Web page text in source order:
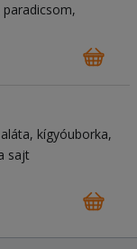
paradicsom
kígyóuborka
sajt